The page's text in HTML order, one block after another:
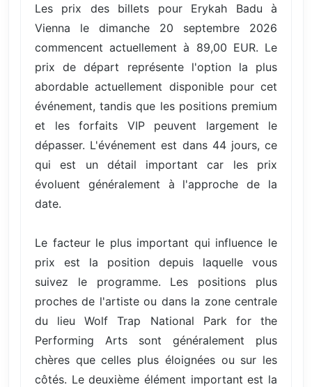
Les prix des billets pour Erykah Badu à
Vienna le dimanche 20 septembre 2026
commencent actuellement à 89,00 EUR. Le
prix de départ représente l'option la plus
abordable actuellement disponible pour cet
événement, tandis que les positions premium
et les forfaits VIP peuvent largement le
dépasser. L'événement est dans 44 jours, ce
qui est un détail important car les prix
évoluent généralement à l'approche de la
date.
Le facteur le plus important qui influence le
prix est la position depuis laquelle vous
suivez le programme. Les positions plus
proches de l'artiste ou dans la zone centrale
du lieu Wolf Trap National Park for the
Performing Arts sont généralement plus
chères que celles plus éloignées ou sur les
côtés. Le deuxième élément important est la